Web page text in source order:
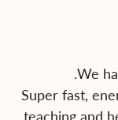
Super fast,
teaching and